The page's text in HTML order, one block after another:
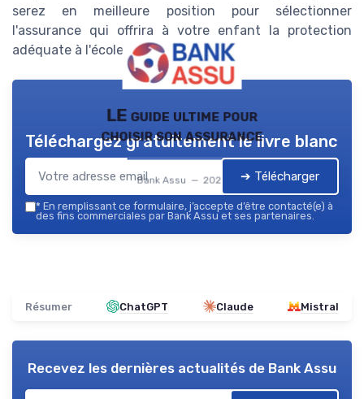
serez en meilleure position pour sélectionner
l'assurance qui offrira à votre enfant la protection
adéquate à l'école et ailleurs.
LE guide ultime pour
choisir son assurance
Bank Assu — 2026
Téléchargez gratuitement le livre blanc
➔ Télécharger
* En remplissant ce formulaire, j’accepte d’être contacté(e) à
des fins commerciales par Bank Assu et ses partenaires.
Résumer ChatGPT Claude Mistral
Recevez les dernières actualités de Bank Assu